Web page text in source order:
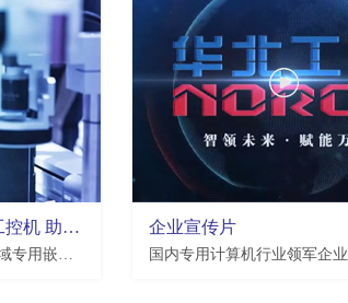
支持恩智浦NXP i.MX8M Plus处理器,2*LAN,2*USB2.0,4*USB3.0,10*COM,3.5寸板
华北工控机器视觉专用工控机 助推工业自动化发展提速
华北工控作为工业自动化领域专用嵌入式工控计算机产品提供商，紧跟智能制造发展大势，创新推出了一系列机器视觉专用工控机。
企业宣传片
国内专用计算机行业领军企业